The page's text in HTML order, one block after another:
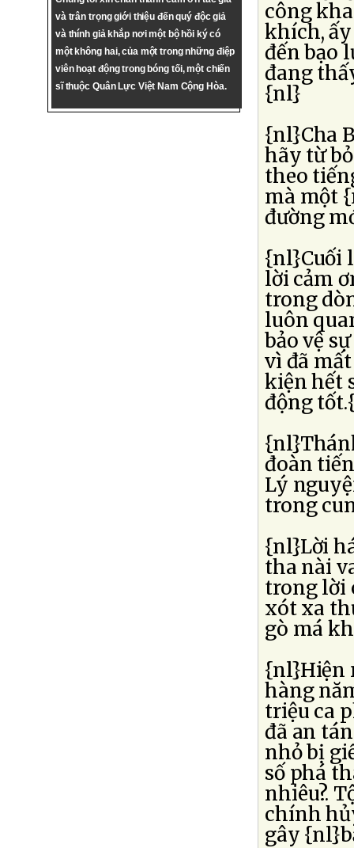
và trân trọng giới thiệu đến quý độc giả
và thính giả khắp nơi một bộ hồi ký có
một không hai, của một trong những điệp
viên hoạt động trong bóng tối, một chiến
sĩ thuộc Quân Lực Việt Nam Cộng Hòa.
công
khích, ấy
đến bạo
đang
{nl}
{nl}Cha
hãy từ
theo
mà một
đường
{nl}Cuối
lời cảm
trong
luôn
bảo vệ
vì đã
kiện hết
động
đoàn
Lý
trong
{nl}Lời
tha nài
trong lời
xót xa
gò má
{nl}Hiện
hàng
triệu ca
đã an
nhỏ bị
số phá
nhiêu?.
chính
gây